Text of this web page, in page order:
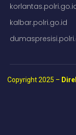
kalbar.polri.go.id
Copyright 2025 –